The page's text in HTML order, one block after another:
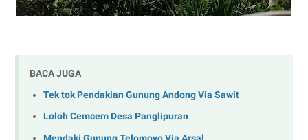
BACA JUGA
Tek tok Pendakian Gunung Andong Via Sawit
Loloh Cemcem Desa Panglipuran